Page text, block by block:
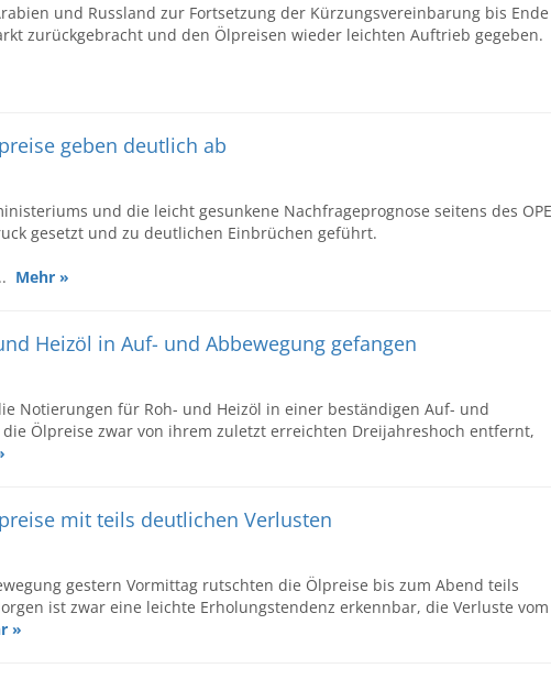
und Russland zur Fortsetzung der Kürzungsvereinbarung bis Ende
zurückgebracht und den Ölpreisen wieder leichten Auftrieb gegeben.
geben deutlich ab
und die leicht gesunkene Nachfrageprognose seitens des
gesetzt und zu deutlichen Einbrüchen geführt.
Mehr »
Heizöl in Auf- und Abbewegung gefangen
Notierungen für Roh- und Heizöl in einer beständigen Auf- und
Ölpreise zwar von ihrem zuletzt erreichten Dreijahreshoch entfernt,
mit teils deutlichen Verlusten
gestern Vormittag rutschten die Ölpreise bis zum Abend teils
ist zwar eine leichte Erholungstendenz erkennbar, die Verluste vom
»